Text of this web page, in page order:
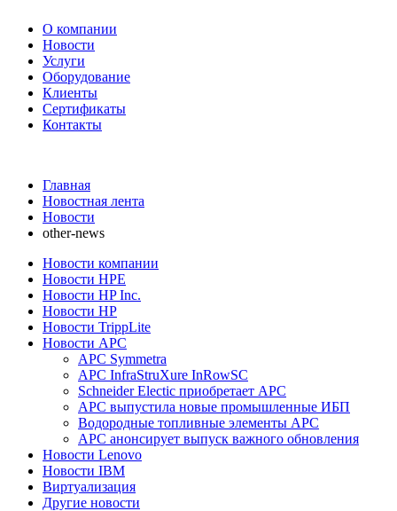
О компании
Новости
Услуги
Оборудование
Клиенты
Сертификаты
Контакты
Главная
Новостная лента
Новости
other-news
Новости компании
Новости HPE
Новости HP Inc.
Новости HP
Новости TrippLite
Новости APC
APC Symmetra
APC InfraStruXure InRowSC
Schneider Electic приобретает APC
APC выпустила новые промышленные ИБП
Водородные топливные элементы APC
АPC анонсирует выпуск важного обновления
Новости Lenovo
Новости IBM
Виртуализация
Другие новости